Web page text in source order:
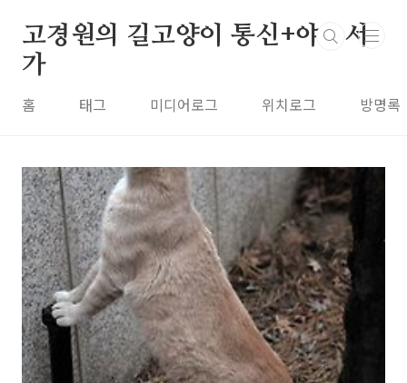
고경원의 길고양이 통신+야옹서
가
홈 태그 미디어로그 위치로그 방명록